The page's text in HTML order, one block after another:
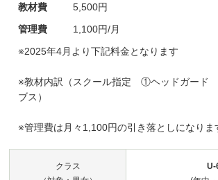
教材費
5,500円
管理費
1,100円/月
※2025年4月より下記料金となります
※教材内訳（スクール指定 ①ヘッドガード
ブス）
※管理費は月々1,100円の引き落としになりま
クラス
U-